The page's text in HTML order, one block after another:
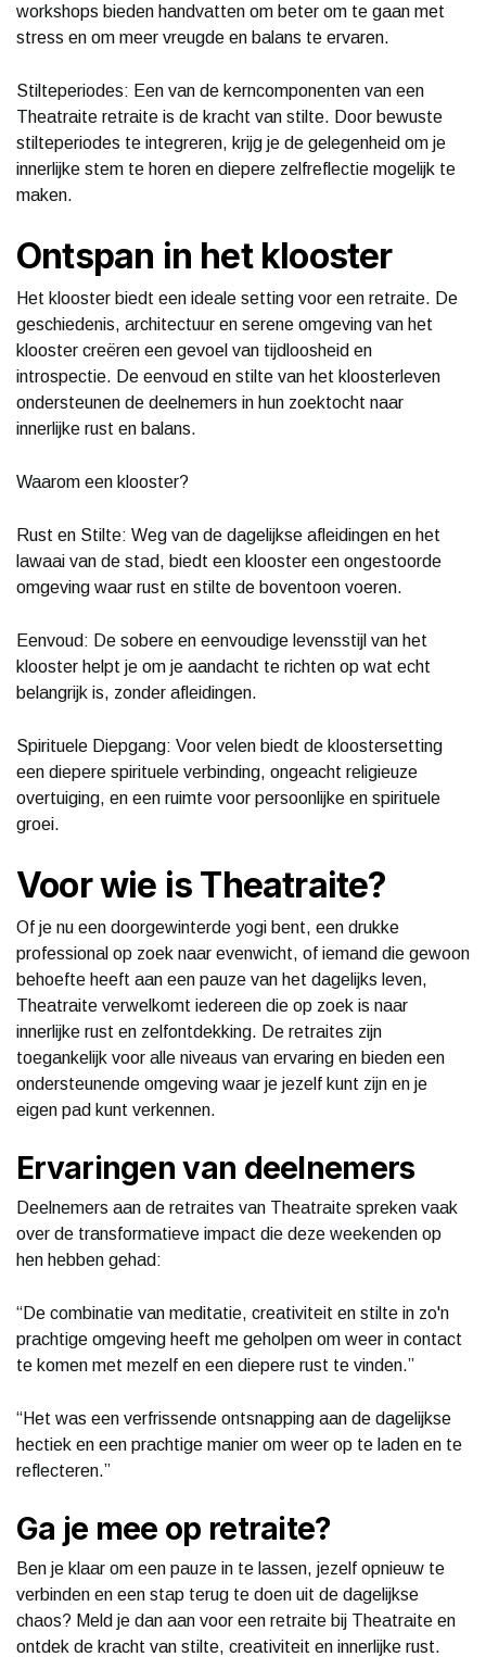
workshops bieden handvatten om beter om te gaan met
stress en om meer vreugde en balans te ervaren.
Stilteperiodes: Een van de kerncomponenten van een
Theatraite retraite is de kracht van stilte. Door bewuste
stilteperiodes te integreren, krijg je de gelegenheid om je
innerlijke stem te horen en diepere zelfreflectie mogelijk te
maken.
Ontspan in het klooster
Het klooster biedt een ideale setting voor een retraite. De
geschiedenis, architectuur en serene omgeving van het
klooster creëren een gevoel van tijdloosheid en
introspectie. De eenvoud en stilte van het kloosterleven
ondersteunen de deelnemers in hun zoektocht naar
innerlijke rust en balans.
Waarom een klooster?
Rust en Stilte: Weg van de dagelijkse afleidingen en het
lawaai van de stad, biedt een klooster een ongestoorde
omgeving waar rust en stilte de boventoon voeren.
Eenvoud: De sobere en eenvoudige levensstijl van het
klooster helpt je om je aandacht te richten op wat echt
belangrijk is, zonder afleidingen.
Spirituele Diepgang: Voor velen biedt de kloostersetting
een diepere spirituele verbinding, ongeacht religieuze
overtuiging, en een ruimte voor persoonlijke en spirituele
groei.
Voor wie is Theatraite?
Of je nu een doorgewinterde yogi bent, een drukke
professional op zoek naar evenwicht, of iemand die gewoon
behoefte heeft aan een pauze van het dagelijks leven,
Theatraite verwelkomt iedereen die op zoek is naar
innerlijke rust en zelfontdekking. De retraites zijn
toegankelijk voor alle niveaus van ervaring en bieden een
ondersteunende omgeving waar je jezelf kunt zijn en je
eigen pad kunt verkennen.
Ervaringen van deelnemers
Deelnemers aan de retraites van Theatraite spreken vaak
over de transformatieve impact die deze weekenden op
hen hebben gehad:
“De combinatie van meditatie, creativiteit en stilte in zo'n
prachtige omgeving heeft me geholpen om weer in contact
te komen met mezelf en een diepere rust te vinden.”
“Het was een verfrissende ontsnapping aan de dagelijkse
hectiek en een prachtige manier om weer op te laden en te
reflecteren.”
Ga je mee op retraite?
Ben je klaar om een pauze in te lassen, jezelf opnieuw te
verbinden en een stap terug te doen uit de dagelijkse
chaos? Meld je dan aan voor een retraite bij Theatraite en
ontdek de kracht van stilte, creativiteit en innerlijke rust.